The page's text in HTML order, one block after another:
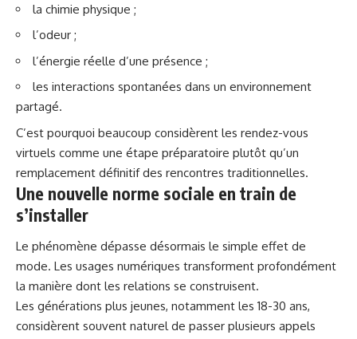
la chimie physique ;
l’odeur ;
l’énergie réelle d’une présence ;
les interactions spontanées dans un environnement
partagé.
C’est pourquoi beaucoup considèrent les rendez-vous
virtuels comme une étape préparatoire plutôt qu’un
remplacement définitif des rencontres traditionnelles.
Une nouvelle norme sociale en train de
s’installer
Le phénomène dépasse désormais le simple effet de
mode. Les usages numériques transforment profondément
la manière dont les relations se construisent.
Les générations plus jeunes, notamment les 18-30 ans,
considèrent souvent naturel de passer plusieurs appels